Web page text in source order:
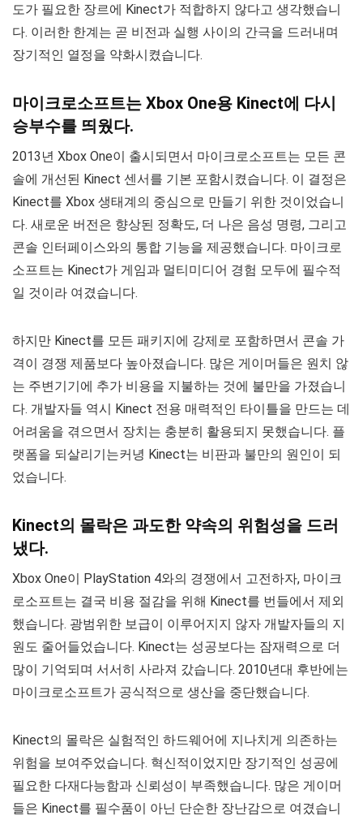
도가 필요한 장르에 Kinect가 적합하지 않다고 생각했습니
다. 이러한 한계는 곧 비전과 실행 사이의 간극을 드러내며
장기적인 열정을 약화시켰습니다.
마이크로소프트는 Xbox One용 Kinect에 다시
승부수를 띄웠다.
2013년 Xbox One이 출시되면서 마이크로소프트는 모든 콘
솔에 개선된 Kinect 센서를 기본 포함시켰습니다. 이 결정은
Kinect를 Xbox 생태계의 중심으로 만들기 위한 것이었습니
다. 새로운 버전은 향상된 정확도, 더 나은 음성 명령, 그리고
콘솔 인터페이스와의 통합 기능을 제공했습니다. 마이크로
소프트는 Kinect가 게임과 멀티미디어 경험 모두에 필수적
일 것이라 여겼습니다.
하지만 Kinect를 모든 패키지에 강제로 포함하면서 콘솔 가
격이 경쟁 제품보다 높아졌습니다. 많은 게이머들은 원치 않
는 주변기기에 추가 비용을 지불하는 것에 불만을 가졌습니
다. 개발자들 역시 Kinect 전용 매력적인 타이틀을 만드는 데
어려움을 겪으면서 장치는 충분히 활용되지 못했습니다. 플
랫폼을 되살리기는커녕 Kinect는 비판과 불만의 원인이 되
었습니다.
Kinect의 몰락은 과도한 약속의 위험성을 드러
냈다.
Xbox One이 PlayStation 4와의 경쟁에서 고전하자, 마이크
로소프트는 결국 비용 절감을 위해 Kinect를 번들에서 제외
했습니다. 광범위한 보급이 이루어지지 않자 개발자들의 지
원도 줄어들었습니다. Kinect는 성공보다는 잠재력으로 더
많이 기억되며 서서히 사라져 갔습니다. 2010년대 후반에는
마이크로소프트가 공식적으로 생산을 중단했습니다.
Kinect의 몰락은 실험적인 하드웨어에 지나치게 의존하는
위험을 보여주었습니다. 혁신적이었지만 장기적인 성공에
필요한 다재다능함과 신뢰성이 부족했습니다. 많은 게이머
들은 Kinect를 필수품이 아닌 단순한 장난감으로 여겼습니